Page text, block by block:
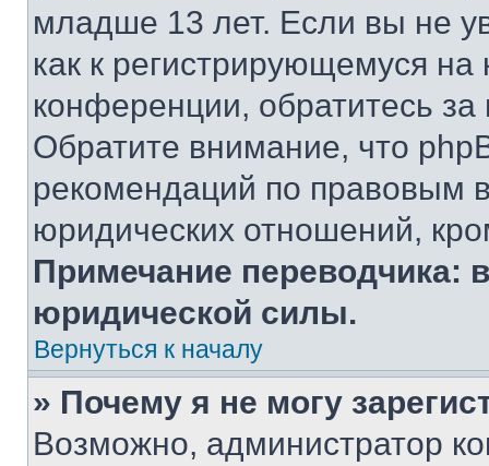
младше 13 лет. Если вы не
как к регистрирующемуся
конференции, обратитесь
Обратите внимание, что
рекомендаций по правовым
юридических отношений,
Примечание переводчика:
юридической силы.
Вернуться к началу
» Почему я не могу
Возможно, администратор